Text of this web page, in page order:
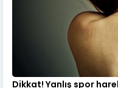
Dikkat! Yanlış spor